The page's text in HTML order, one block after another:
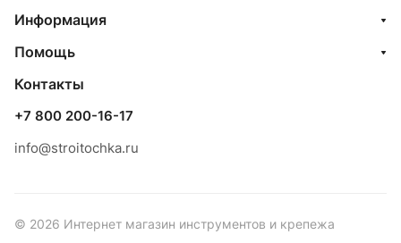
Информация
Помощь
Контакты
+7 800 200-16-17
info@stroitochka.ru
© 2026 Интернет магазин инструментов и крепежа